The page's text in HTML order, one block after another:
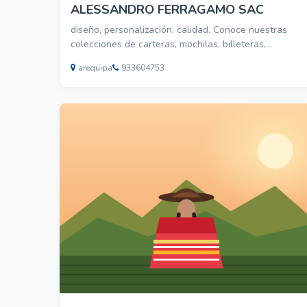
ALESSANDRO FERRAGAMO SAC
diseño, personalización, calidad. Conoce nuestras
colecciones de carteras, mochilas, billeteras,
arequipa 933604753